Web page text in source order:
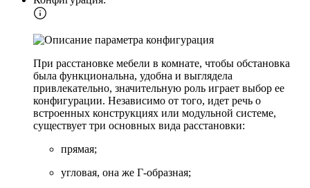
При расстановке мебели в комнате, чтобы обстановка
была функциональна, удобна и выглядела
привлекательно, значительную роль играет выбор ее
конфигурации. Независимо от того, идет речь о
встроенных конструкциях или модульной системе,
существует три основных вида расстановки:
прямая;
угловая, она же Г-образная;